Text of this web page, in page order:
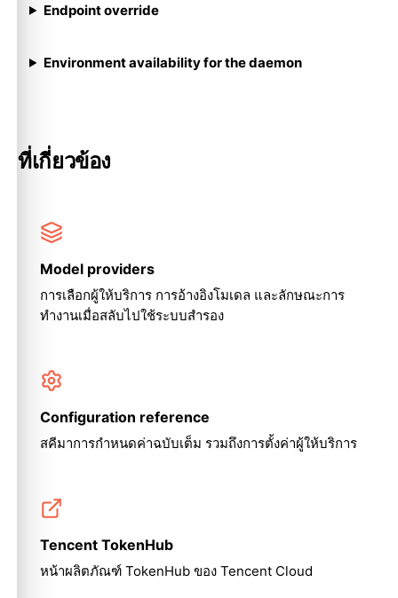
Endpoint override
Environment availability for the daemon
ที่เกี่ยวข้อง
Model providers
การเลือกผู้ให้บริการ การอ้างอิงโมเดล และลักษณะการ
ทำงานเมื่อสลับไปใช้ระบบสำรอง
Configuration reference
สคีมาการกำหนดค่าฉบับเต็ม รวมถึงการตั้งค่าผู้ให้บริการ
Tencent TokenHub
หน้าผลิตภัณฑ์ TokenHub ของ Tencent Cloud